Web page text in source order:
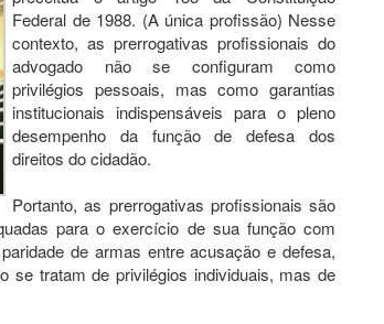
Federal de 1988. (A única profissão) Nesse
contexto, as prerrogativas profissionais do
advogado não se configuram como
privilégios pessoais, mas como garantias
institucionais indispensáveis para o pleno
desempenho da função de defesa dos
direitos do cidadão.
Portanto, as prerrogativas profissionais são
para o exercício de sua função com
de armas entre acusação e defesa,
se tratam de privilégios individuais, mas de